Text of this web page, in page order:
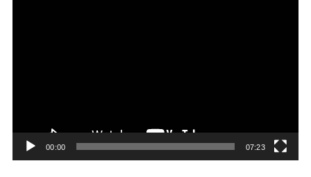
00:00 07:23